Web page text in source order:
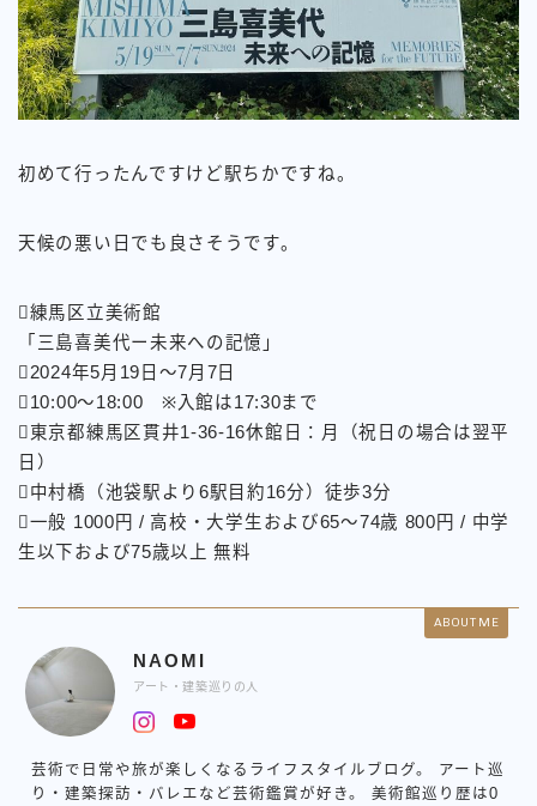
初めて行ったんですけど駅ちかですね。
天候の悪い日でも良さそうです。
練馬区立美術館
「三島喜美代ー未来への記憶」
2024年5月19日～7月7日
10:00〜18:00 ※入館は17:30まで
東京都練馬区貫井1-36-16休館日：月（祝日の場合は翌平
日）
中村橋（池袋駅より6駅目約16分）徒歩3分
一般 1000円 / 高校・大学生および65～74歳 800円 / 中学
生以下および75歳以上 無料
ABOUT ME
NAOMI
アート・建築巡りの人
芸術で日常や旅が楽しくなるライフスタイルブログ。 アート巡
り・建築探訪・バレエなど芸術鑑賞が好き。 美術館巡り歴は0